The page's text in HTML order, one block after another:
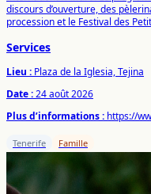
discours d’ouverture, des
procession et le Festival des
Services
Lieu : Plaza de la Iglesia, Tejina
Date :24 août 2026
Plus d’informations : https://
Tenerife Famille